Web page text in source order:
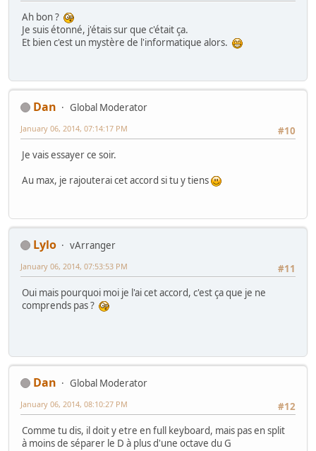
Ah bon ?
Je suis étonné, j'étais sur que c'était ça.
Et bien c'est un mystère de l'informatique alors.
Dan
Global Moderator
#10
January 06, 2014, 07:14:17 PM
Je vais essayer ce soir.
Au max, je rajouterai cet accord si tu y tiens
Lylo
vArranger
#11
January 06, 2014, 07:53:53 PM
Oui mais pourquoi moi je l'ai cet accord, c'est ça que je ne
comprends pas ?
Dan
Global Moderator
#12
January 06, 2014, 08:10:27 PM
Comme tu dis, il doit y etre en full keyboard, mais pas en split
à moins de séparer le D à plus d'une octave du G